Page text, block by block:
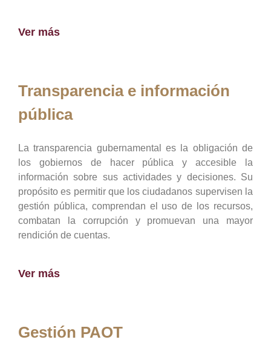
Ver más
Transparencia e información
pública
La transparencia gubernamental es la obligación de
los gobiernos de hacer pública y accesible la
información sobre sus actividades y decisiones. Su
propósito es permitir que los ciudadanos supervisen la
gestión pública, comprendan el uso de los recursos,
combatan la corrupción y promuevan una mayor
rendición de cuentas.
Ver más
Gestión PAOT